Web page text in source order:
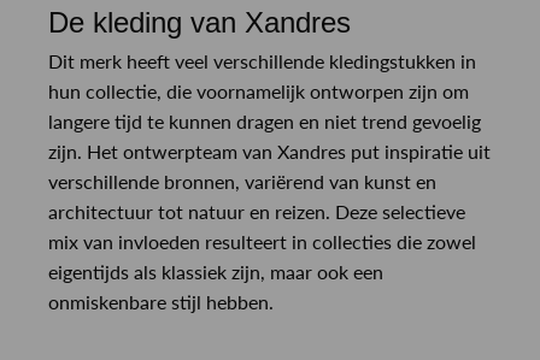
De kleding van Xandres
Dit merk heeft veel verschillende kledingstukken in
hun collectie, die voornamelijk ontworpen zijn om
langere tijd te kunnen dragen en niet trend gevoelig
zijn. Het ontwerpteam van Xandres put inspiratie uit
verschillende bronnen, variërend van kunst en
architectuur tot natuur en reizen. Deze selectieve
mix van invloeden resulteert in collecties die zowel
eigentijds als klassiek zijn, maar ook een
onmiskenbare stijl hebben.